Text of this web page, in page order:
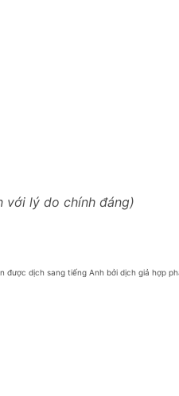
với lý do chính đáng)
dịch sang tiếng Anh bởi dịch giả hợp